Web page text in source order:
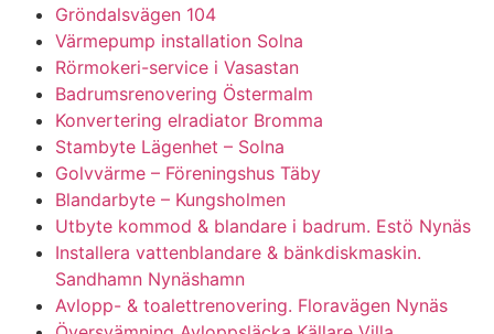
Gröndalsvägen 104
Värmepump installation Solna
Rörmokeri-service i Vasastan
Badrumsrenovering Östermalm
Konvertering elradiator Bromma
Stambyte Lägenhet – Solna
Golvvärme – Föreningshus Täby
Blandarbyte – Kungsholmen
Utbyte kommod & blandare i badrum. Estö Nynäs
Installera vattenblandare & bänkdiskmaskin.
Sandhamn Nynäshamn
Avlopp- & toalettrenovering. Floravägen Nynäs